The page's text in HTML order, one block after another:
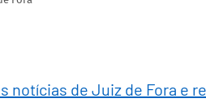
notícias de Juiz de Fora e